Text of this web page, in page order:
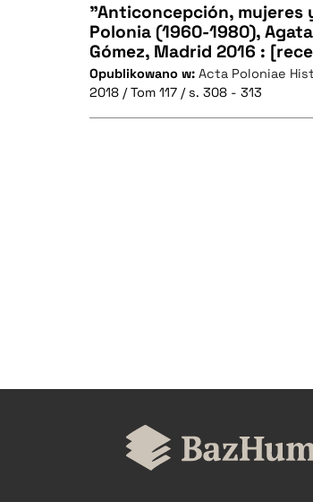
"Anticoncepción, mujeres
Polonia (1960-1980),
Gómez, Madrid 2016 :
Opublikowano w: Acta Poloniae
2018 / Tom 117 / s. 308 - 313